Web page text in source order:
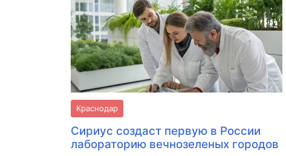
Краснодар
Сириус создаст первую в России
лабораторию вечнозеленых городов